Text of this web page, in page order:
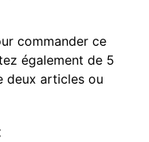
commander ce
également de 5
deux articles ou